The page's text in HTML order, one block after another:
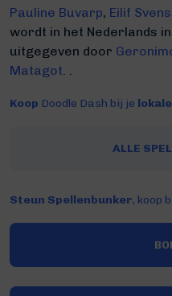
Pauline Buvarp, Eilif
wordt in het Nederlands
uitgegeven door
Matagot. .
Koop Doodle Dash bij je
ALLE
Steun Spellenbunker, koop